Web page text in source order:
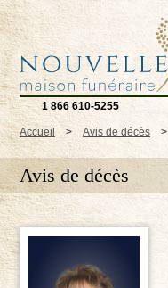
1 866 610-5255
Accueil > Avis de décès >
Avis de décès